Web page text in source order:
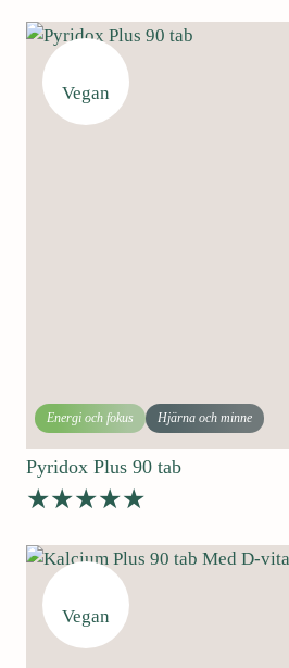
Betygsatt
4.64av 5
Energi och fokus Hjärna och minne
Vegan
Pyridox Plus 90 tab
Betygsatt
4.80av 5
Vegan